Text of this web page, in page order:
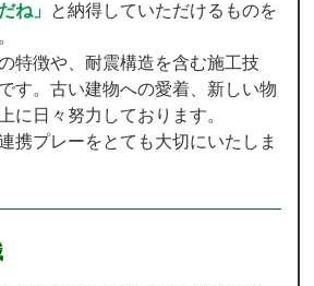
ね」 と納得していただけるものを
特徴や、耐震構造を含む施工技
す。古い建物への愛着、新しい物
に日々努力しております。
携プレーをとても大切にいたしま